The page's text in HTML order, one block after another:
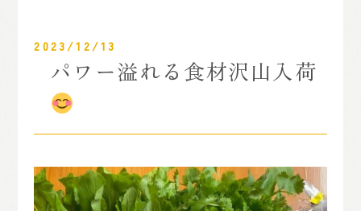
2023/12/13
パワー溢れる食材沢山入荷